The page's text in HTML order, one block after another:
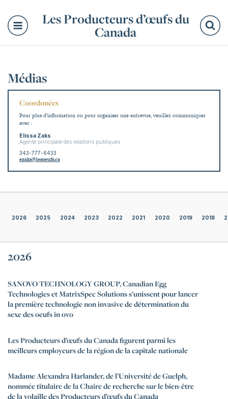
Les Producteurs d’œufs du
Canada
Médias
Coordonées
Pour plus d’information ou pour organiser une entrevue, veuillez communiquer
avec :
Elissa Zaks
Agente principale des relations publiques
343-777-6433
ezaks@lesoeufs.ca
2026 2025 2024 2023 2022 2021 2020 2019 2018
2026
SANOVO TECHNOLOGY GROUP, Canadian Egg
Technologies et MatrixSpec Solutions s’unissent pour lancer
la première technologie non invasive de détermination du
sexe des oeufs in ovo
Les Producteurs d’œufs du Canada figurent parmi les
meilleurs employeurs de la région de la capitale nationale
Madame Alexandra Harlander, de l’Université de Guelph,
nommée titulaire de la Chaire de recherche sur le bien-être
de la volaille des Producteurs d’œufs du Canada